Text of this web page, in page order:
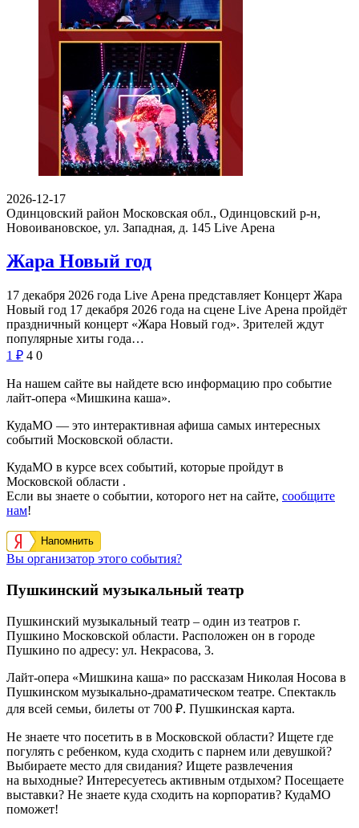
2026-12-17
Одинцовский район Московская обл., Одинцовский р-н,
Новоивановское, ул. Западная, д. 145 Live Арена
Жара Новый год
17 декабря 2026 года Live Арена представляет Концерт Жара
Новый год 17 декабря 2026 года на сцене Live Арена пройдёт
праздничный концерт «Жара Новый год». Зрителей ждут
популярные хиты года…
1 ₽ 4 0
На нашем сайте вы найдете всю информацию про событие
лайт-опера «Мишкина каша».
КудаМО — это интерактивная афиша самых интересных
событий Московской области.
КудаМО в курсе всех событий, которые пройдут в
Московской области .
Если вы знаете о событии, которого нет на сайте, сообщите
нам!
Напомнить
Вы организатор этого события?
Пушкинский музыкальный театр
Пушкинский музыкальный театр – один из театров г.
Пушкино Московской области. Расположен он в городе
Пушкино по адресу: ул. Некрасова, 3.
Лайт-опера «Мишкина каша» по рассказам Николая Носова в
Пушкинском музыкально-драматическом театре. Спектакль
для всей семьи, билеты от 700 ₽. Пушкинская карта.
Не знаете что посетить в в Московской области? Ищете где
погулять с ребенком, куда сходить с парнем или девушкой?
Выбираете место для свидания? Ищете развлечения
на выходные? Интересуетесь активным отдыхом? Посещаете
выставки? Не знаете куда сходить на корпоратив? КудаМО
поможет!